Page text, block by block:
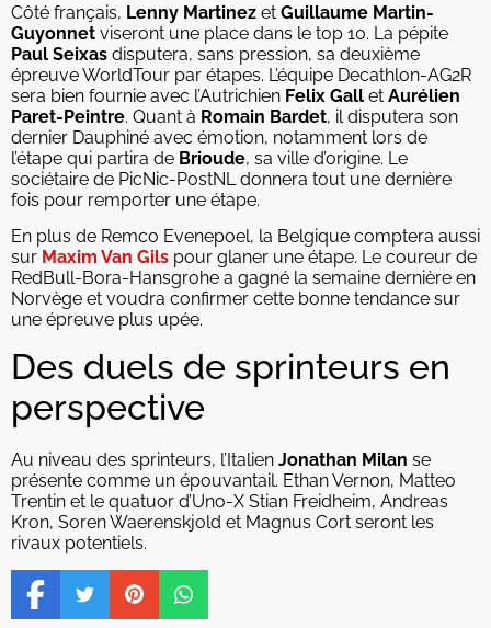
Côté français, Lenny Martinez et Guillaume Martin-
Guyonnet viseront une place dans le top 10. La pépite
Paul Seixas disputera, sans pression, sa deuxième
épreuve WorldTour par étapes. L’équipe Decathlon-AG2R
sera bien fournie avec l’Autrichien Felix Gall et Aurélien
Paret-Peintre. Quant à Romain Bardet, il disputera son
dernier Dauphiné avec émotion, notamment lors de
l’étape qui partira de Brioude, sa ville d’origine. Le
sociétaire de PicNic-PostNL donnera tout une dernière
fois pour remporter une étape.
En plus de Remco Evenepoel, la Belgique comptera aussi
sur Maxim Van Gils pour glaner une étape. Le coureur de
RedBull-Bora-Hansgrohe a gagné la semaine dernière en
Norvège et voudra confirmer cette bonne tendance sur
une épreuve plus upée.
Des duels de sprinteurs en
perspective
Au niveau des sprinteurs, l’Italien Jonathan Milan se
présente comme un épouvantail. Ethan Vernon, Matteo
Trentin et le quatuor d’Uno-X Stian Freidheim, Andreas
Kron, Soren Waerenskjold et Magnus Cort seront les
rivaux potentiels.